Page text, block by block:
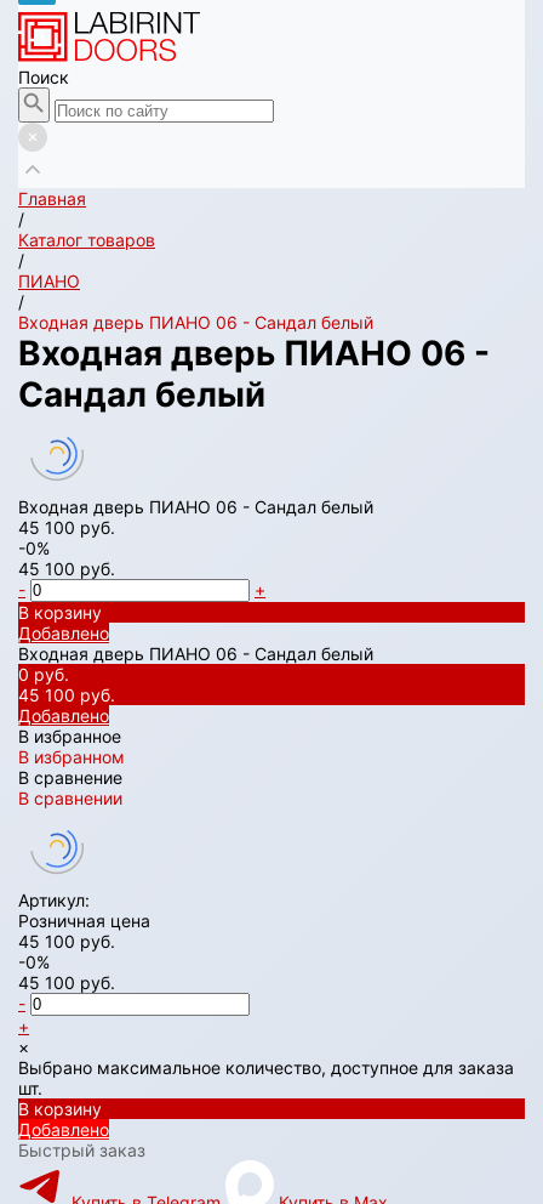
Поиск
Главная
/
Каталог товаров
/
ПИАНО
/
Входная дверь ПИАНО 06 - Сандал белый
Входная дверь ПИАНО 06 -
Сандал белый
Входная дверь ПИАНО 06 - Сандал белый
45 100 руб.
-0%
45 100 руб.
-
+
В корзину
Добавлено
Входная дверь ПИАНО 06 - Сандал белый
0 руб.
45 100 руб.
Добавлено
В избранное
В избранном
В сравнение
В сравнении
Артикул:
Розничная цена
45 100 руб.
-0%
45 100 руб.
-
+
×
Выбрано максимальное количество, доступное для заказа
шт.
В корзину
Добавлено
Быстрый заказ